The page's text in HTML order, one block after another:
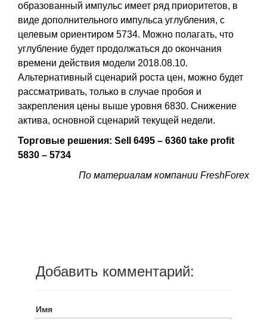
образованный импульс имеет ряд приоритетов, в
виде дополнительного импульса углубления, с
целевым ориентиром 5734. Можно полагать, что
углубление будет продолжаться до окончания
времени действия модели 2018.08.10.
Альтернативный сценарий роста цен, можно будет
рассматривать, только в случае пробоя и
закрепления цены выше уровня 6830. Снижение
актива, основной сценарий текущей недели.
Торговые решения: Sell 6495 – 6360 take profit
5830 – 5734
По материалам компании FreshForex
Добавить комментарий:
Имя